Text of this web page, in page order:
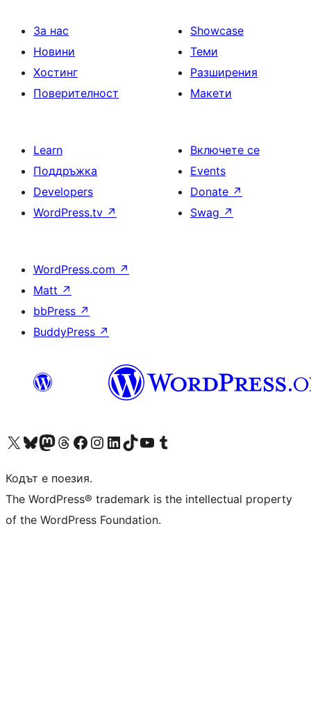
За нас
Новини
Хостинг
Поверителност
Showcase
Теми
Разширения
Макети
Learn
Поддръжка
Developers
WordPress.tv ↗
Включете се
Events
Donate ↗
Swag ↗
WordPress.com ↗
Matt ↗
bbPress ↗
BuddyPress ↗
Visit our X (formerly Twitter) account
Visit our Bluesky account
Visit our Mastodon account
Visit our Threads account
Посетете нашата страница във Facebook
Посетете нашия профил в Instagram
Посетете нашия профил в LinkedIn
Visit our TikTok account
Visit our YouTube channel
Visit our Tumblr account
Кодът е поезия.
The WordPress® trademark is the intellectual property
of the WordPress Foundation.